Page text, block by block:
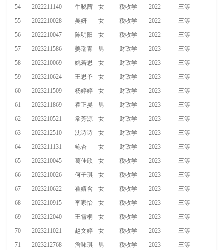
54
2022211140 牛晓茜 女 税收学 2022
三等
55
2022210028 吴妍 女 税收学 2022
三等
56
2022210047 陈明阳 女 税收学 2022
三等
57
2023211586 姜瑞青 男 财政学 2023
三等
58
2023210069 姚若思 女 财政学 2023
三等
59
2023210624 王思予 女 财政学 2023
三等
60
2023211509 杨婷婷 女 财政学 2023
三等
61
2023211869 瞿正昊 男 财政学 2023
三等
62
2023210521 常芳源 女 财政学 2023
三等
63
2023212510 沈诗诗 女 财政学 2023
三等
64
2023211131 鲍杏 女 财政学 2023
三等
65
2023210045 葛佳欣 女 税收学 2023
三等
66
2023210026 何子琪 女 税收学 2023
三等
67
2023210622 翟婧含 女 税收学 2023
三等
68
2023210915 李家怡 女 税收学 2023
三等
69
2023212040 王雪桐 女 税收学 2023
三等
70
2023211021 赵文婷 女 税收学 2023
三等
71
2023212768 詹咏琪 男 税收学 2023
三等